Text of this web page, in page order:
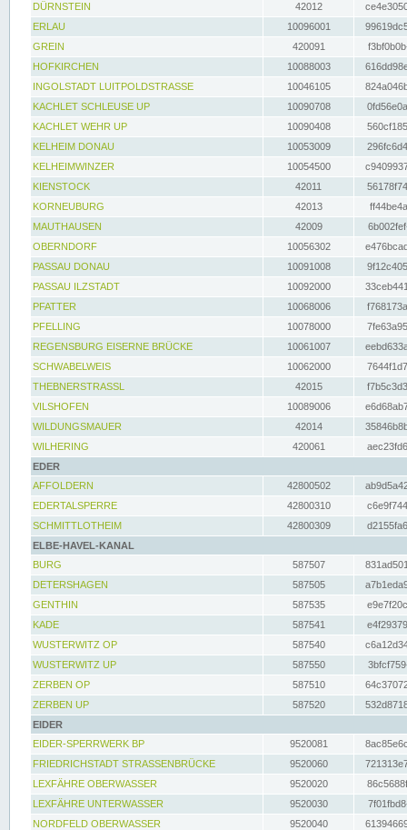
DÜRNSTEIN
42012
ERLAU
10096001
GREIN
420091
HOFKIRCHEN
10088003
INGOLSTADT LUITPOLDSTRASSE
10046105
KACHLET SCHLEUSE UP
10090708
KACHLET WEHR UP
10090408
KELHEIM DONAU
10053009
KELHEIMWINZER
10054500
KIENSTOCK
42011
KORNEUBURG
42013
MAUTHAUSEN
42009
OBERNDORF
10056302
PASSAU DONAU
10091008
PASSAU ILZSTADT
10092000
PFATTER
10068006
PFELLING
10078000
REGENSBURG EISERNE BRÜCKE
10061007
SCHWABELWEIS
10062000
THEBNERSTRASSL
42015
VILSHOFEN
10089006
WILDUNGSMAUER
42014
WILHERING
420061
EDER
AFFOLDERN
42800502
EDERTALSPERRE
42800310
SCHMITTLOTHEIM
42800309
ELBE-HAVEL-KANAL
BURG
587507
DETERSHAGEN
587505
GENTHIN
587535
KADE
587541
WUSTERWITZ OP
587540
WUSTERWITZ UP
587550
ZERBEN OP
587510
ZERBEN UP
587520
EIDER
EIDER-SPERRWERK BP
9520081
FRIEDRICHSTADT STRASSENBRÜCKE
9520060
LEXFÄHRE OBERWASSER
9520020
LEXFÄHRE UNTERWASSER
9520030
NORDFELD OBERWASSER
9520040